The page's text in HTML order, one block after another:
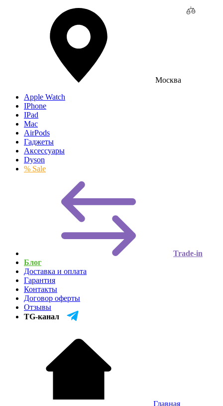
Москва
Apple Watch
IPhone
IPad
Mac
AirPods
Гаджеты
Аксессуары
Dyson
% Sale
Trade-in
Блог
Доставка и оплата
Гарантия
Контакты
Договор оферты
Отзывы
TG-канал
Главная